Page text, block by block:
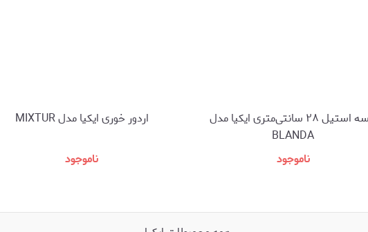
کاسه استیل ۲۸‌ سانتی‌متری ایکیا مدل
BLANDA
ناموجود
اردور خوری ایکیا مدل MIXTUR
ناموجود